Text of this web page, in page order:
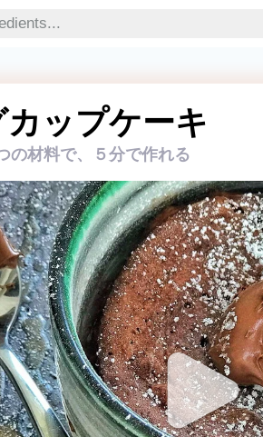
ップケーキ
の材料で、５分で作れる